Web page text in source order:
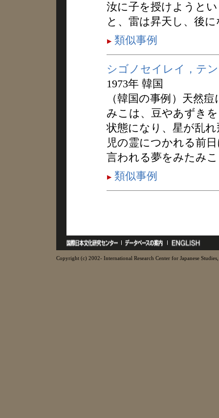
汝に子を授けようと
と、雷は昇天し、後
類似事例
シゴノセイレイ，テ
1973年 韓国
（韓国の事例）天然
みこは、豆やあずき
状態になり、星が乱
児の霊につかれる前
言われる夢をみたみ
類似事例
Copyright (c) 2002- International Research Center for Japanese